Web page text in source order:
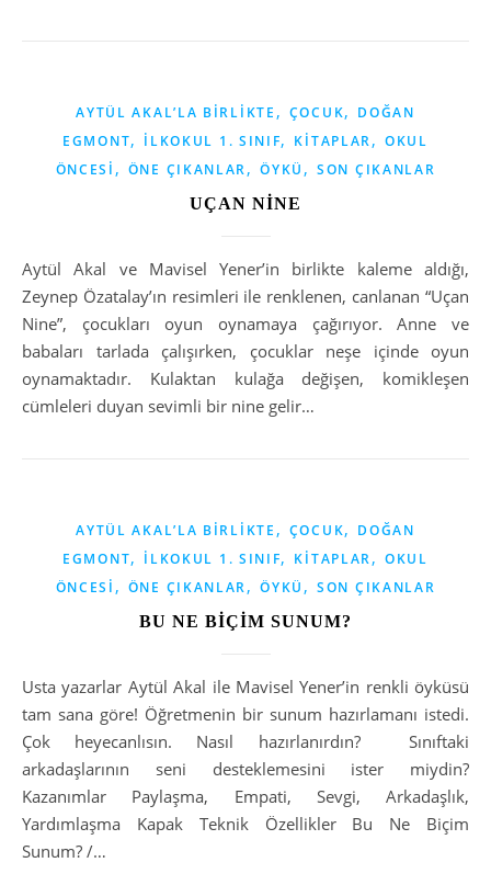
AYTÜL AKAL’LA BIRLIKTE , ÇOCUK, DOĞAN
EGMONT, İLKOKUL 1. SINIF, KITAPLAR,OKUL
ÖNCESI , ÖNE ÇIKANLAR,ÖYKÜ , SON ÇIKANLAR
UÇAN NİNE
Aytül Akal ve Mavisel Yener’in birlikte kaleme aldığı,
Zeynep Özatalay’ın resimleri ile renklenen, canlanan “Uçan
Nine”, çocukları oyun oynamaya çağırıyor. Anne ve
babaları tarlada çalışırken, çocuklar neşe içinde oyun
oynamaktadır. Kulaktan kulağa değişen, komikleşen
cümleleri duyan sevimli bir nine gelir…
AYTÜL AKAL’LA BIRLIKTE , ÇOCUK, DOĞAN
EGMONT, İLKOKUL 1. SINIF, KITAPLAR,OKUL
ÖNCESI , ÖNE ÇIKANLAR,ÖYKÜ , SON ÇIKANLAR
BU NE BİÇİM SUNUM?
Usta yazarlar Aytül Akal ile Mavisel Yener’in renkli öyküsü
tam sana göre! Öğretmenin bir sunum hazırlamanı istedi.
Çok heyecanlısın. Nasıl hazırlanırdın? Sınıftaki
arkadaşlarının seni desteklemesini ister miydin?
Kazanımlar Paylaşma, Empati, Sevgi, Arkadaşlık,
Yardımlaşma Kapak Teknik Özellikler Bu Ne Biçim
Sunum? /…